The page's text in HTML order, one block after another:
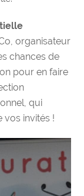
organisateur
chances de
pour en faire
qui
vos invités !